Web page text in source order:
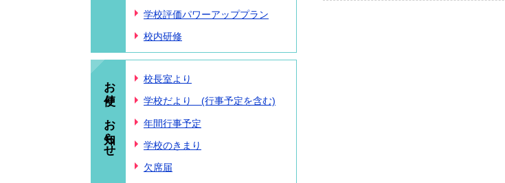
学校評価パワーアッププラン
校内研修
お便り、お知らせ 校長室より
学校だより (行事予定を含む)
年間行事予定
学校のきまり
欠席届